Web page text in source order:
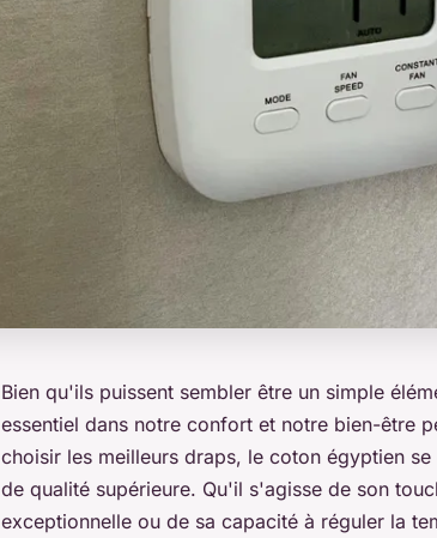
Bien qu'ils puissent sembler être un simple
essentiel dans notre confort et notre bien-être
choisir les meilleurs draps, le coton égyptien
de qualité supérieure. Qu'il s'agisse de son
exceptionnelle ou de sa capacité à réguler la